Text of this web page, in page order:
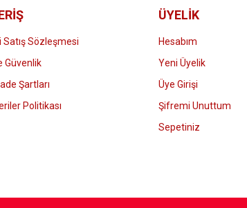
Gönder
Satış Sözleşmesi
Güvenlik
Şartları
Politikası
ÜYELİK
Hesabım
Yeni Üyelik
Üye Girişi
Şifremi Unuttum
Sepetiniz